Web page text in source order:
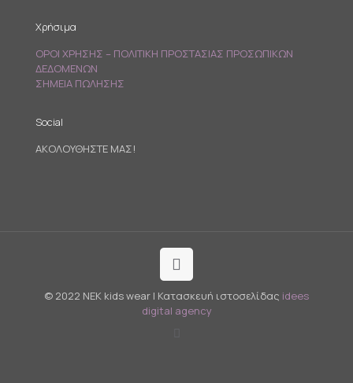
Χρήσιμα
ΟΡΟΙ ΧΡΗΣΗΣ – ΠΟΛΙΤΙΚΗ ΠΡΟΣΤΑΣΙΑΣ ΠΡΟΣΩΠΙΚΩΝ
ΔΕΔΟΜΕΝΩΝ
ΣΗΜΕΙΑ ΠΩΛΗΣΗΣ
Social
ΑΚΟΛΟΥΘΗΣΤΕ ΜΑΣ!
© 2022 NEK kids wear | Κατασκευή ιστοσελίδας idees
digital agency